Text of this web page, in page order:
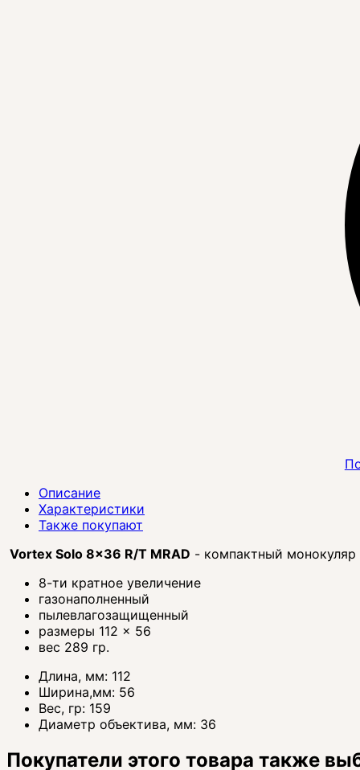
Описание
Характеристики
Также покупают
Vortex Solo 8x36 R/T MRAD - компактный
8-ти кратное увеличение
газонаполненный
пылевлагозащищенный
размеры 112 × 56
вес 289 гр.
Длина, мм: 112
Ширина,мм: 56
Вес, гр: 159
Диаметр объектива, мм: 36
Покупатели этого товара также